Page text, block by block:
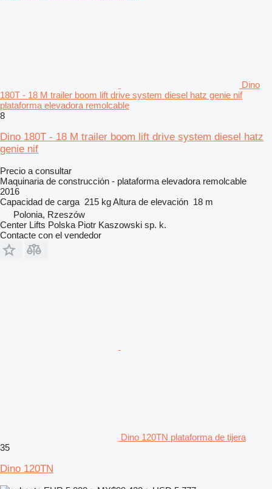
Dino
180T - 18 M trailer boom lift drive system diesel hatz genie nif
plataforma elevadora remolcable
8
Dino 180T - 18 M trailer boom lift drive system diesel hatz
genie nif
Precio a consultar
Maquinaria de construcción - plataforma elevadora remolcable
2016
Capacidad de carga 215 kgAltura de elevación 18 m
Polonia, Rzeszów
Center Lifts Polska Piotr Kaszowski sp. k.
Contacte con el vendedor
Dino 120TN plataforma de tijera
35
Dino 120TN